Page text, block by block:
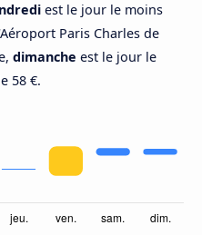
est le jour le moins
Paris Charles de
dimanche est le jour le
58 €.